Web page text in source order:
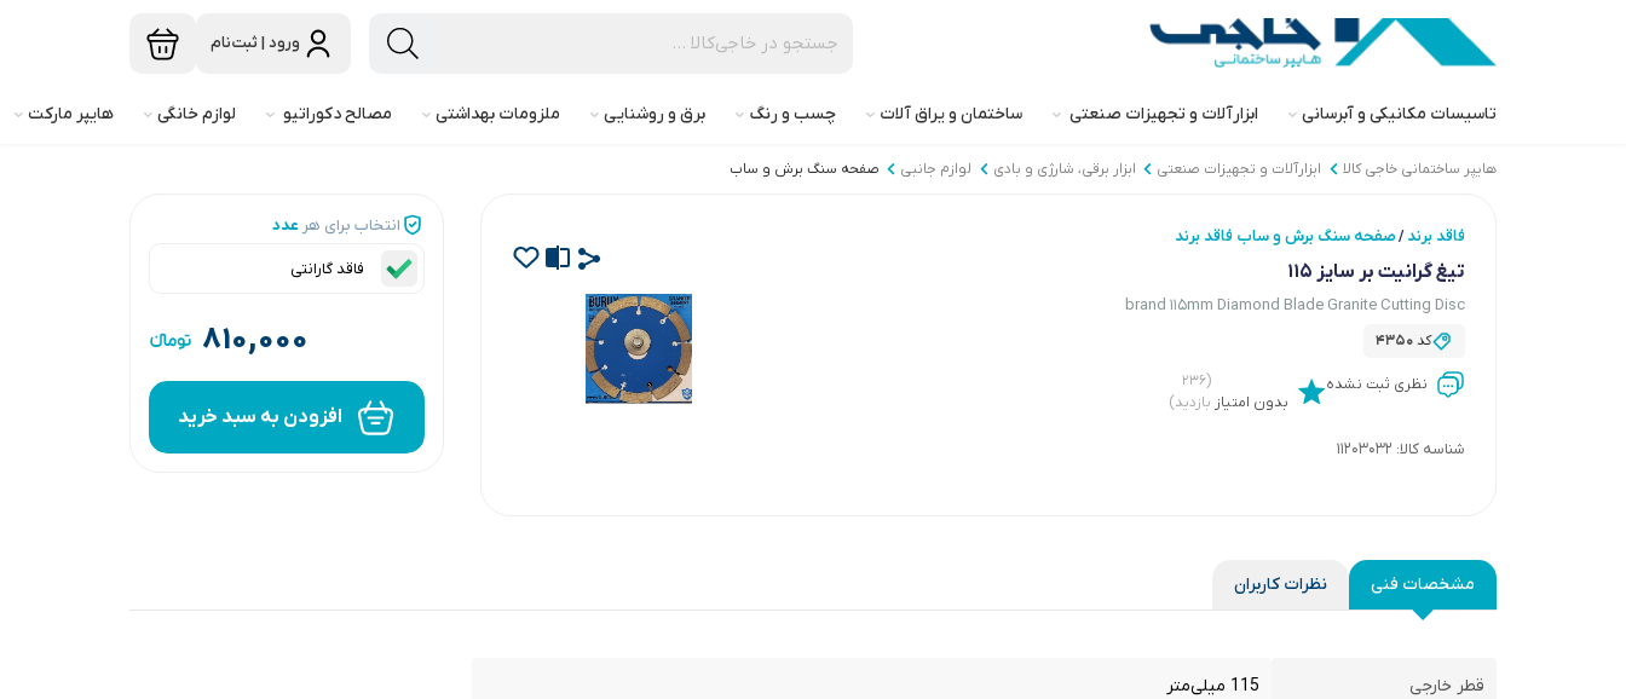
ورود | ثبت‌نام
تاسیسات مکانیکی و آبرسانی ابزارآلات و تجهیزات صنعتی ساختمان و یراق آلات چسب و رنگ برق و روشنایی ملزومات بهداشتی مصالح دکوراتیو لوازم خانگی هایپر مارکت
هایپر ساختمانی خاجی‌ کالا ابزارآلات و تجهیزات صنعتی ابزار برقی، شارژی و بادی لوازم جانبی صفحه سنگ برش و ساب
فاقد برند/صفحه سنگ برش و ساب فاقد برند
تیغ گرانیت بر سایز 115
brand 115mm Diamond Blade Granite Cutting Disc
کد4350
نظری ثبت نشده
بدون امتیاز
(۲۳۶
بازدید)
شناسه کالا: 11203032
انتخاب برای هر عدد
فاقد گارانتی
۸۱۰,۰۰۰
افزودن به سبد خرید
مشخصات فنی نظرات کاربران
قطر خارجی 115 میلی‌متر